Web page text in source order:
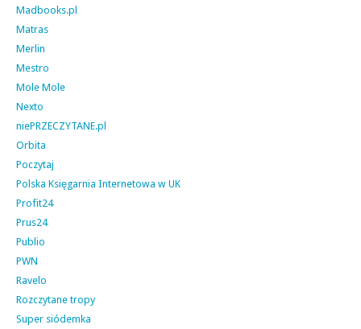
Madbooks.pl
Matras
Merlin
Mestro
Mole Mole
Nexto
niePRZECZYTANE.pl
Orbita
Poczytaj
Polska Księgarnia Internetowa w UK
Profit24
Prus24
Publio
PWN
Ravelo
Rozczytane tropy
Super siódemka